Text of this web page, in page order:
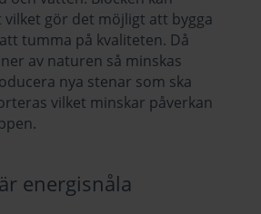
gör det möjligt att bygga
tumma på kvaliteten. Då
av naturen så minskas
nya stenar som ska
vilket minskar påverkan
energisnåla